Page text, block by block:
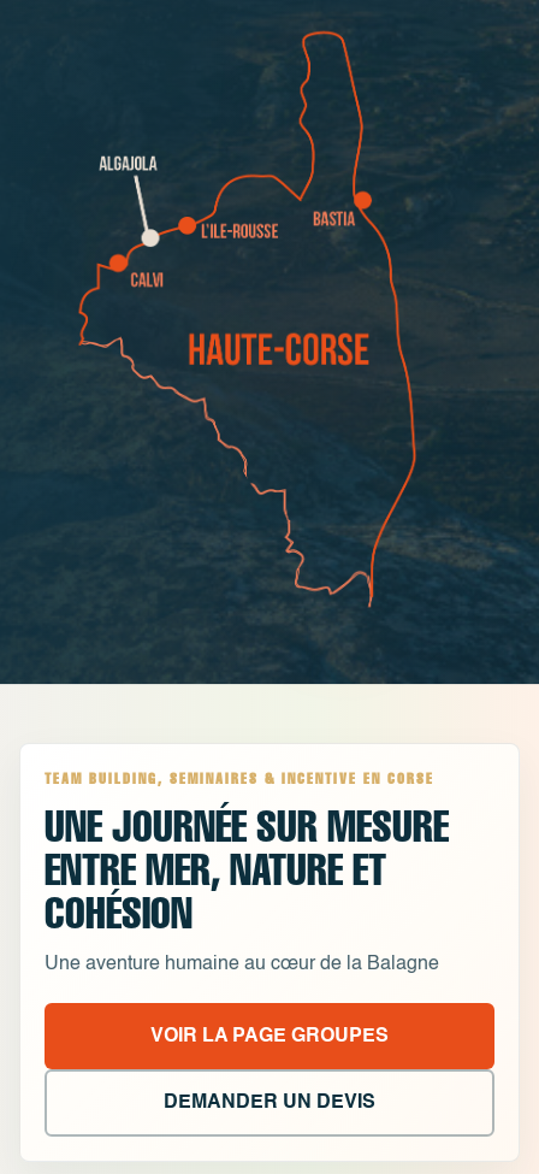
TEAM BUILDING, SEMINAIRES & INCENTIVE EN CORSE
UNE JOURNÉE SUR MESURE
ENTRE MER, NATURE ET
COHÉSION
Une aventure humaine au cœur de la Balagne
VOIR LA PAGE GROUPES
DEMANDER UN DEVIS